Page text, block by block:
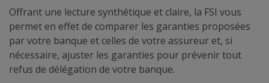
Offrant une lecture synthétique et claire, la FSI vous
permet en effet de comparer les garanties proposées
par votre banque et celles de votre assureur et, si
nécessaire, ajuster les garanties pour prévenir tout
refus de délégation de votre banque.